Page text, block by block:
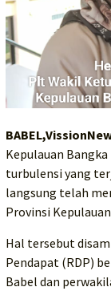
Kepulauan
turbulensi yang
langsung telah
Provinsi
Hal tersebut
Pendapat (RDP)
Babel dan